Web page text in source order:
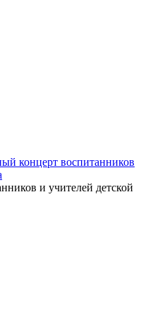
концерт воспитанников
и учителей детской